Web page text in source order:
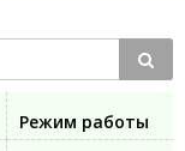
Режим работы